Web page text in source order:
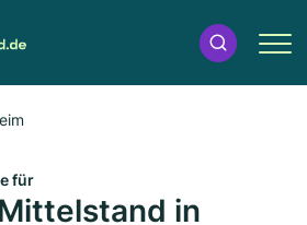
für
in